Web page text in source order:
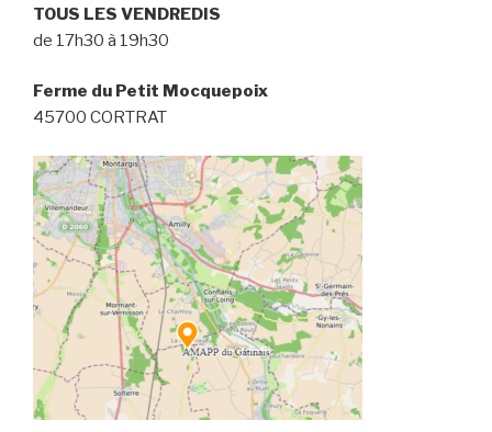
TOUS LES VENDREDIS
de 17h30 à 19h30
Ferme du Petit Mocquepoix
45700 CORTRAT